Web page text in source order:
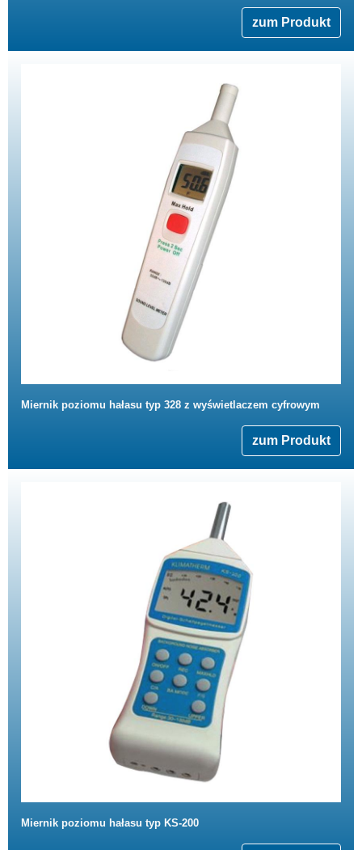
zum Produkt
Miernik poziomu hałasu typ 328 z wyświetlaczem cyfrowym
zum Produkt
Miernik poziomu hałasu typ KS-200